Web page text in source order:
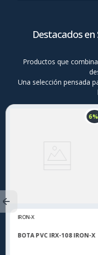
Destacados
Productos que
Una selección pensada
6 %
IRON-X
BOTA PVC IRX-108 IRON-X